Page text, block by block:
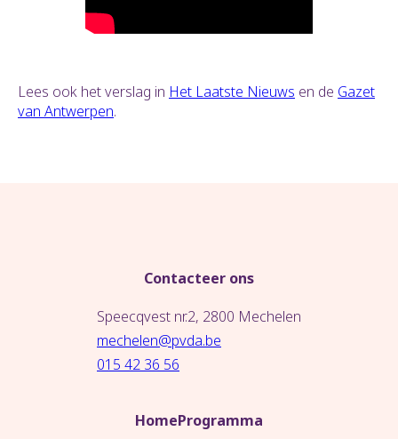
Lees ook het verslag in Het Laatste Nieuws en de Gazet
van Antwerpen.
Contacteer ons
Speecqvest nr.2, 2800 Mechelen
mechelen@pvda.be
015 42 36 56
HomeProgramma